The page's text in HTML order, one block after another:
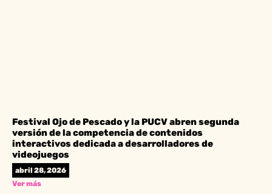
Festival Ojo de Pescado y la PUCV abren segunda
versión de la competencia de contenidos
interactivos dedicada a desarrolladores de
videojuegos
abril 28, 2026
Ver más